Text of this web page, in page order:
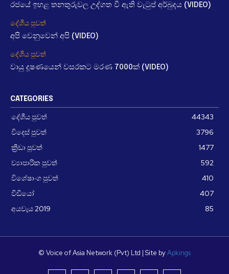
රජයේ ඉහළ තනතුරුවල උද්ගත වී ඇති වැටුප් අර්බුදය (VIDEO)
දේශීය පුවත්
අපි වෙනුවෙන් අපි (VIDEO)
දේශීය පුවත්
වායු දූෂණයෙන් වසරකට මරණ 7000ක් (VIDEO)
CATEGORIES
දේශීය පුවත්
44343
විදෙස් පුවත්
3796
ක්‍රීඩා පුවත්
1477
ව්‍යාපාරික පුවත්
592
විශේෂාංග පුවත්
410
වීඩීයෝ
407
අයවැය 2019
85
© Voice of Asia Network (Pvt) Ltd | Site byApkings